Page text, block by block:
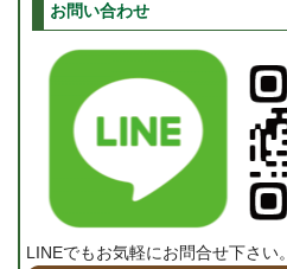
お問い合わせ
LINEでもお気軽にお問合せ下さい。